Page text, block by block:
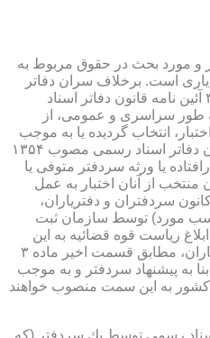
و مورد بحث در حقوق مربوط به
است. برخلاف سران دفاتر
اسناد رسمی كه به موجب ماده ۳ آئین نامه قانون دفاتر اسناد
۲۷/۱۱/۱۳۶۰) به طور سراسری و عمومی، از
انتخاب گردیده یا به موجب
اختیارات حاصله از ماده ۶۹ قانون دفاتر اسناد رسمی مصوب ۱۳۵۴
یا ورثه سردفتر متوفی یا
از آنان اختبار به عمل
سردفتران و دفتریاران،
مورد) توسط سازمان ثبت
ریاست قوه قضائیه به این
سمت منصوب خواهند شد. دفتریاران، مطابق قسمت اخیر ماده ۳
دفاتر اسناد رسمی ۱۳۵۴، بنا به پیشنهاد سردفتر و به موجب
كشور به این سمت منصوب خواهند